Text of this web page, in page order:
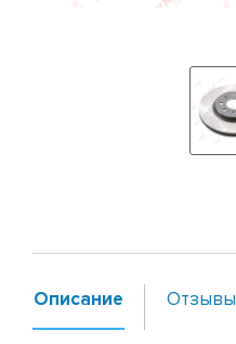
Описание Отзывы